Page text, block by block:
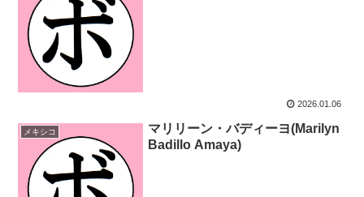
2026.01.06
メキシコ
マリリーン・バディーヨ(Marilyn
Badillo Amaya)